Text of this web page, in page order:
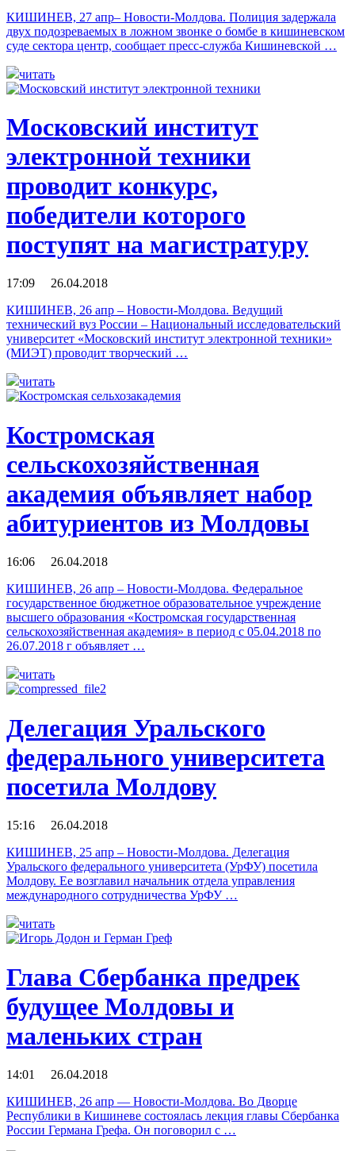
КИШИНЕВ, 27 апр– Новости-Молдова. Полиция задержала
двух подозреваемых в ложном звонке о бомбе в кишиневском
суде сектора центр, сообщает пресс-служба Кишиневской …
читать
Московский институт
электронной техники
проводит конкурс,
победители которого
поступят на магистратуру
17:09 26.04.2018
КИШИНЕВ, 26 апр – Новости-Молдова. Ведущий
технический вуз России – Национальный исследовательский
университет «Московский институт электронной техники»
(МИЭТ) проводит творческий …
читать
Костромская
сельскохозяйственная
академия объявляет набор
абитуриентов из Молдовы
16:06 26.04.2018
КИШИНЕВ, 26 апр – Новости-Молдова. Федеральное
государственное бюджетное образовательное учреждение
высшего образования «Костромская государственная
сельскохозяйственная академия» в период с 05.04.2018 по
26.07.2018 г объявляет …
читать
Делегация Уральского
федерального университета
посетила Молдову
15:16 26.04.2018
КИШИНЕВ, 25 апр – Новости-Молдова. Делегация
Уральского федерального университета (УрФУ) посетила
Молдову. Ее возглавил начальник отдела управления
международного сотрудничества УрФУ …
читать
Глава Сбербанка предрек
будущее Молдовы и
маленьких стран
14:01 26.04.2018
КИШИНЕВ, 26 апр — Новости-Молдова. Во Дворце
Республики в Кишиневе состоялась лекция главы Сбербанка
России Германа Грефа. Он поговорил с …